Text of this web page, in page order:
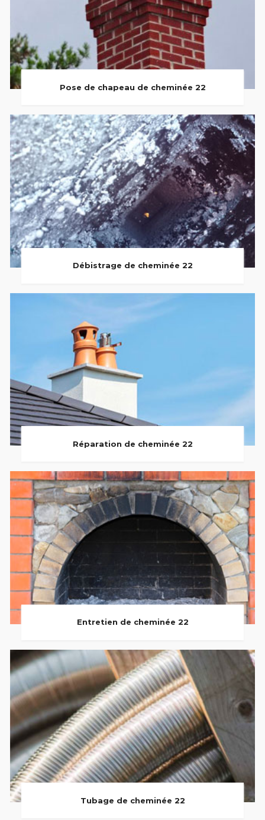
Pose de chapeau de cheminée 22
Débistrage de cheminée 22
Réparation de cheminée 22
Entretien de cheminée 22
Tubage de cheminée 22